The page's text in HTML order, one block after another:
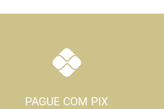
PAGUE COM PIX